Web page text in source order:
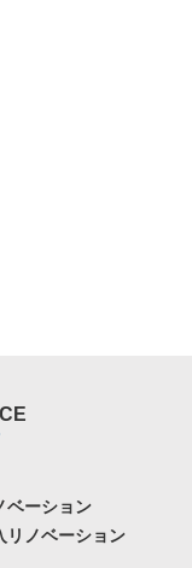
ベーション
リノベーション